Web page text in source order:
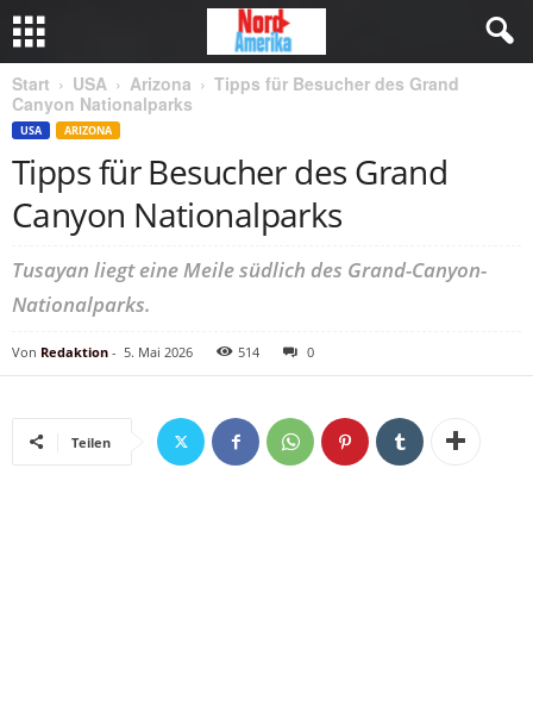
Start USA Arizona
Tipps für Besucher des Grand
Canyon Nationalparks
USA ARIZONA
Tipps für Besucher des Grand
Canyon Nationalparks
Tusayan liegt eine Meile südlich des Grand-Canyon-
Nationalparks.
Von Redaktion - 5. Mai 2026 514 0
Teilen